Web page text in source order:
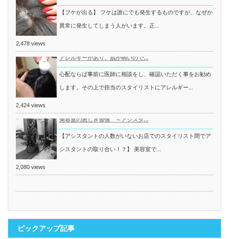
【フケが出る】 フケは誰にでも発生するものですが、なぜか
異常に発生してしまう人がいます。正...
2,478 views
アレルギーがあり、肌が弱いので...
心配ならば事前に医師に相談をし、確認いただく事をお勧め
します。その上で担当のスタイリストにアレルギー...
2,424 views
美容室の悪しき習慣 ～アシスタ...
【アシスタントの人数がいないお店でのスタイリスト間でア
シスタントの取り合い！？】 美容室で...
2,080 views
ピックアップ記事